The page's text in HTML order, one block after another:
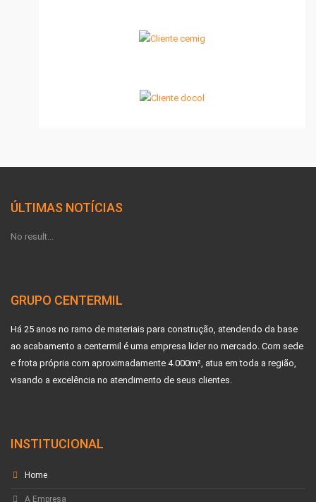
ÚLTIMAS NOTÍCIAS
No result...
GRUPO CENTERMIL
Há 25 anos no ramo de materiais para construção, atendendo da base
ao acabamento a centermil é uma empresa lider no mercado. Com sede
e frota própria com aproximadamente 4.000m², atua em toda a região,
visando a excelência no atendimento de seus clientes.
INSTITUCIONAL
Home
A Empresa